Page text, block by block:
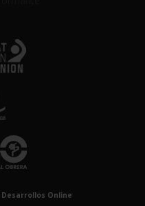
Desarrollos Online